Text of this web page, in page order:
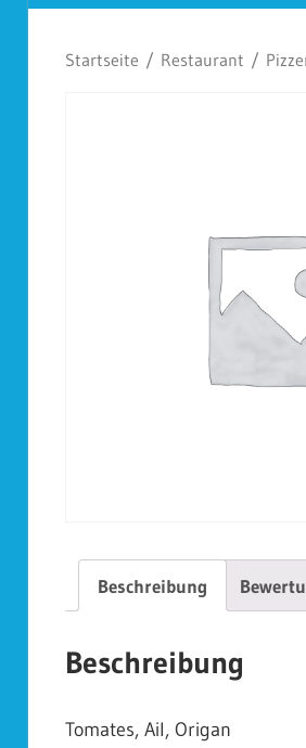
Koplescht
Startseite / Restaurant /
Beschreibung
Beschreibung
Tomates, Ail, Origan